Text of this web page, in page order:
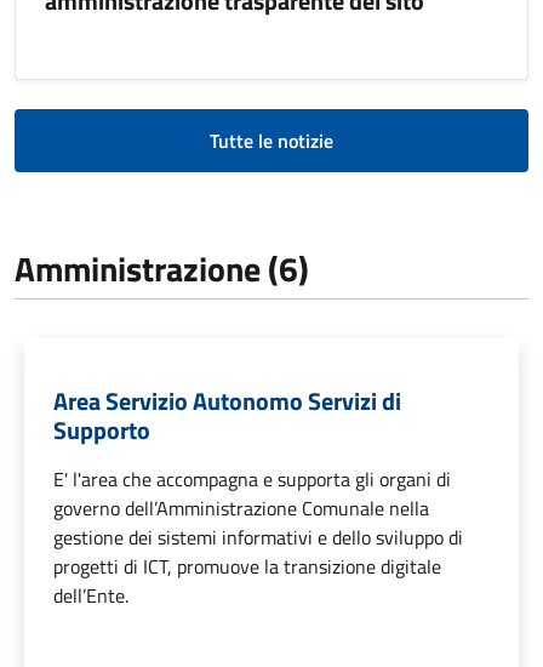
Tutte le notizie
Amministrazione (6)
Area Servizio Autonomo Servizi di
Supporto
E' l'area che accompagna e supporta gli organi di
governo dell’Amministrazione Comunale nella
gestione dei sistemi informativi e dello sviluppo di
progetti di ICT, promuove la transizione digitale
dell’Ente.